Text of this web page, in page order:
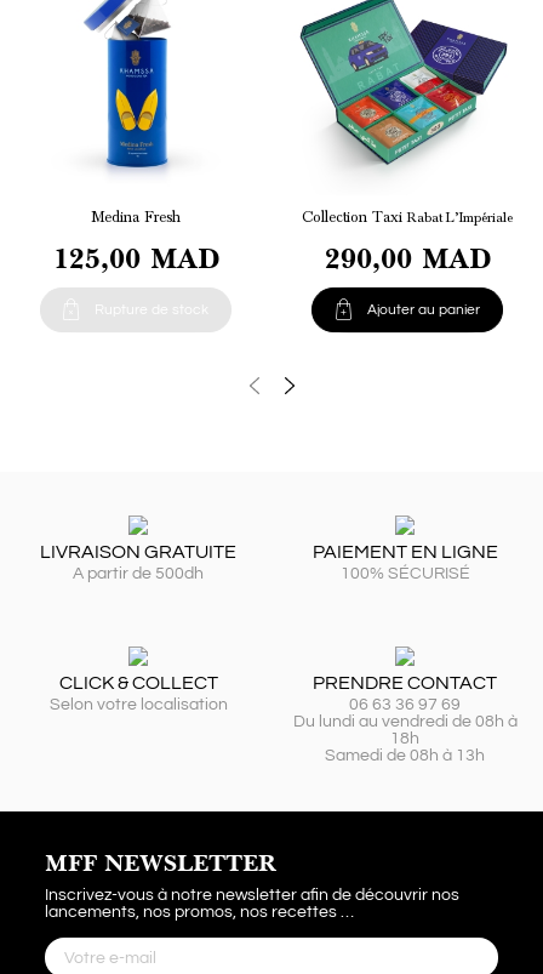
Medina Fresh
125,00 MAD
 Rupture de stock
Collection TaxiRabat L’Impériale
290,00 MAD
 Ajouter au panier
LIVRAISON GRATUITE
A partir de 500dh
PAIEMENT EN LIGNE
100% SÉCURISÉ
CLICK & COLLECT
Selon votre localisation
PRENDRE CONTACT
06 63 36 97 69
Du lundi au vendredi de 08h à
18h
Samedi de 08h à 13h
MFF NEWSLETTER
Inscrivez-vous à notre newsletter afin de découvrir nos
lancements, nos promos, nos recettes …